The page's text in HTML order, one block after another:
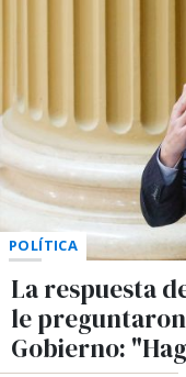
POLÍTICA
La respuesta
le
Gobierno: